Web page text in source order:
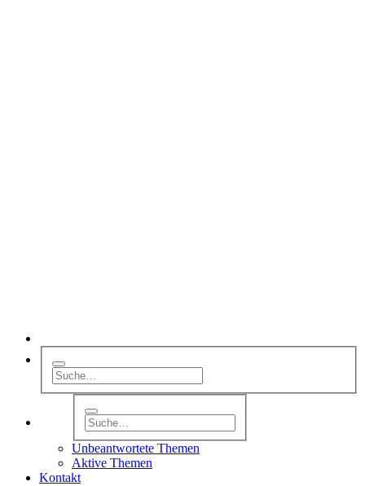
Unbeantwortete Themen
Aktive Themen
Kontakt